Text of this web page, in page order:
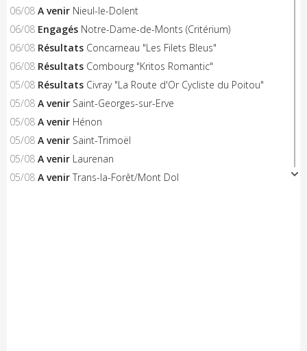
06/08 A venir Nieul-le-Dolent
06/08 Engagés Notre-Dame-de-Monts (Critérium)
06/08 Résultats Concarneau "Les Filets Bleus"
06/08 Résultats Combourg "Kritos Romantic"
05/08 Résultats Civray "La Route d'Or Cycliste du Poitou"
05/08 A venir Saint-Georges-sur-Erve
05/08 A venir Hénon
05/08 A venir Saint-Trimoël
05/08 A venir Laurenan
05/08 A venir Trans-la-Forêt/Mont Dol